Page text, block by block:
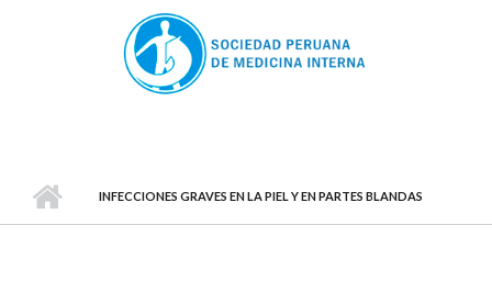
INFECCIONES GRAVES EN LA PIEL Y EN PARTES BLANDAS